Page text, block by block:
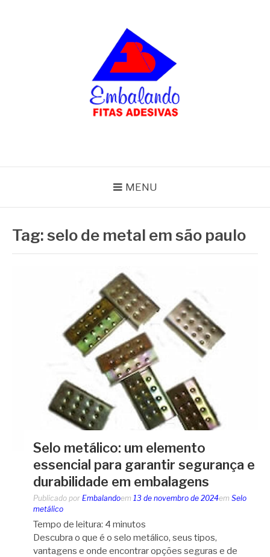
MENU
Tag:selo de metal em são paulo
Selo metálico: um elemento
essencial para garantir segurança e
durabilidade em embalagens
Publicado por Embalandoem 13 de novembro de 2024em Selo
metálico
Tempo de leitura: 4 minutos
Descubra o que é o selo metálico, seus tipos,
vantagens e onde encontrar opções seguras e de